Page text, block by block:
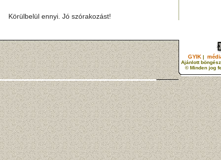
Körülbelül ennyi. Jó szórakozást!
GYIK |
Ajánlott
© Minden jog